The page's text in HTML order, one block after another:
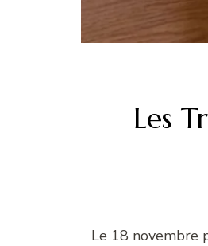
Les
Le 18 novembre